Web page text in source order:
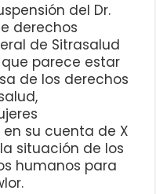
del Dr.
derechos
de Sitrasalud
que parece estar
de los derechos
su cuenta de X
situación de los
humanos para